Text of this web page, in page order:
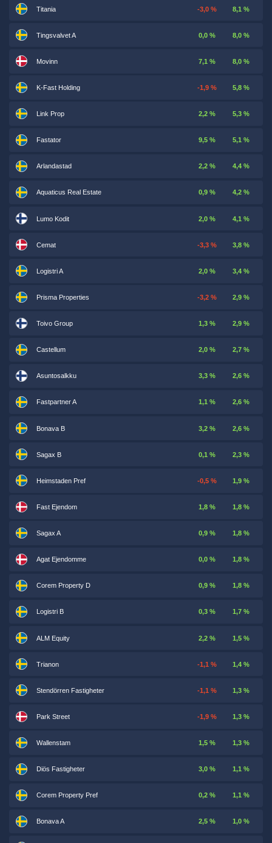
Titania -3,0 % 8,1 %
Tingsvalvet A 0,0 % 8,0 %
Movinn 7,1 % 8,0 %
K-Fast Holding -1,9 % 5,8 %
Link Prop 2,2 % 5,3 %
Fastator 9,5 % 5,1 %
Arlandastad 2,2 % 4,4 %
Aquaticus Real Estate 0,9 % 4,2 %
Lumo Kodit 2,0 % 4,1 %
Cemat -3,3 % 3,8 %
Logistri A 2,0 % 3,4 %
Prisma Properties -3,2 % 2,9 %
Toivo Group 1,3 % 2,9 %
Castellum 2,0 % 2,7 %
Asuntosalkku 3,3 % 2,6 %
Fastpartner A 1,1 % 2,6 %
Bonava B 3,2 % 2,6 %
Sagax B 0,1 % 2,3 %
Heimstaden Pref -0,5 % 1,9 %
Fast Ejendom 1,8 % 1,8 %
Sagax A 0,9 % 1,8 %
Agat Ejendomme 0,0 % 1,8 %
Corem Property D 0,9 % 1,8 %
Logistri B 0,3 % 1,7 %
ALM Equity 2,2 % 1,5 %
Trianon -1,1 % 1,4 %
Stendörren Fastigheter -1,1 % 1,3 %
Park Street -1,9 % 1,3 %
Wallenstam 1,5 % 1,3 %
Diös Fastigheter 3,0 % 1,1 %
Corem Property Pref 0,2 % 1,1 %
Bonava A 2,5 % 1,0 %